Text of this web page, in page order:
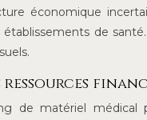
économique
établissements de
de matériel